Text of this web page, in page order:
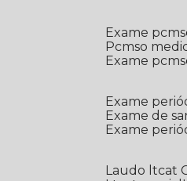
Exame
Pcmso
Exame
Exame
Exame de
Exame
Laudo ltcat